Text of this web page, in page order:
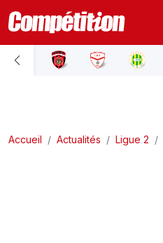
ACCUEIL
LIGUE 2
Accueil Actualités Ligue 2